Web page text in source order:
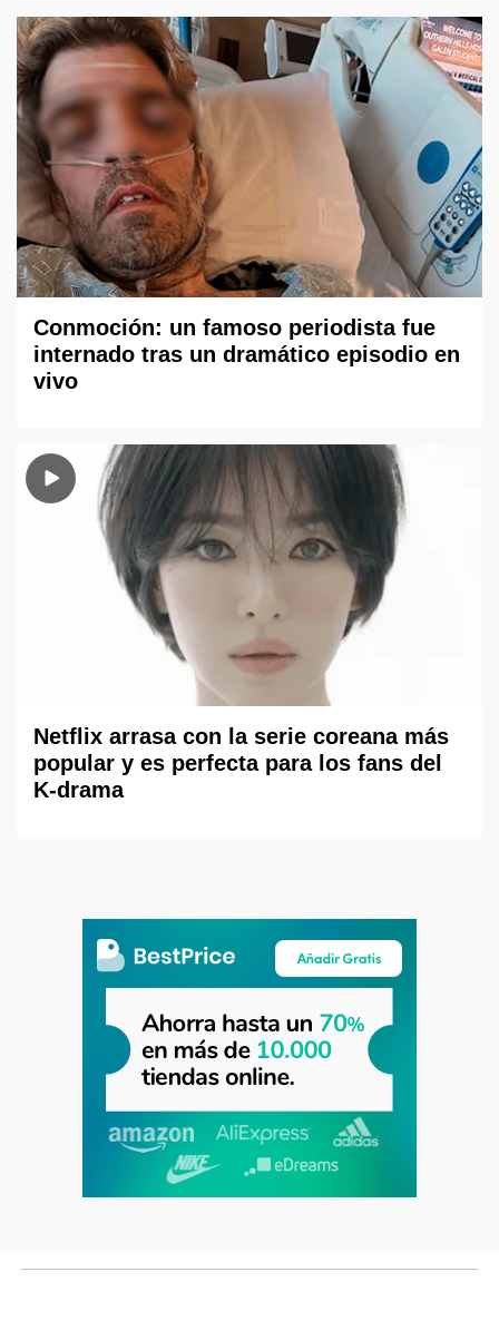
Conmoción: un famoso periodista fue
internado tras un dramático episodio en
vivo
Netflix arrasa con la serie coreana más
popular y es perfecta para los fans del
K-drama